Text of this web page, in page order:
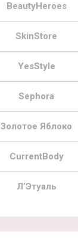
BeautyHeroes
SkinStore
YesStyle
Sephora
Золотое Яблоко
CurrentBody
Л’Этуаль